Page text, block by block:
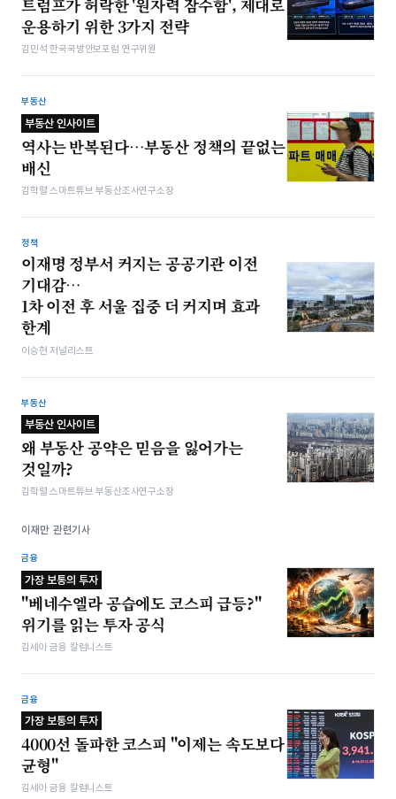
트럼프가 허락한 '원자력 잠수함', 제대로
운용하기 위한 3가지 전략
김민석 한국국방안보포럼 연구위원
부동산
부동산 인사이트
역사는 반복된다…부동산 정책의 끝없는
배신
김학렬 스마트튜브 부동산조사연구소장
정책
이재명 정부서 커지는 공공기관 이전
기대감…
1차 이전 후 서울 집중 더 커지며 효과
한계
이승현 저널리스트
부동산
부동산 인사이트
왜 부동산 공약은 믿음을 잃어가는
것일까?
김학렬 스마트튜브 부동산조사연구소장
이재만 관련기사
금융
가장 보통의 투자
"베네수엘라 공습에도 코스피 급등?"
위기를 읽는 투자 공식
김세아 금융 칼럼니스트
금융
가장 보통의 투자
4000선 돌파한 코스피 "이제는 속도보다
균형"
김세아 금융 칼럼니스트